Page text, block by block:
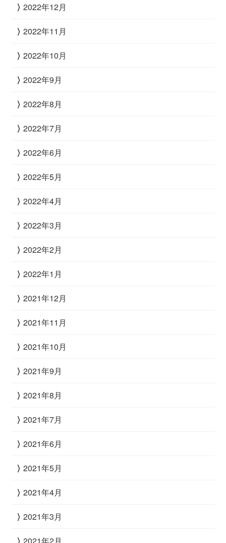
2022年12月
2022年11月
2022年10月
2022年9月
2022年8月
2022年7月
2022年6月
2022年5月
2022年4月
2022年3月
2022年2月
2022年1月
2021年12月
2021年11月
2021年10月
2021年9月
2021年8月
2021年7月
2021年6月
2021年5月
2021年4月
2021年3月
2021年2月